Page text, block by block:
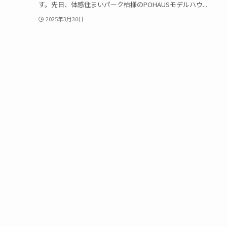
す。先日、体感住まいパーク柏様のPOHAUSモデルハウ...
2025年3月30日